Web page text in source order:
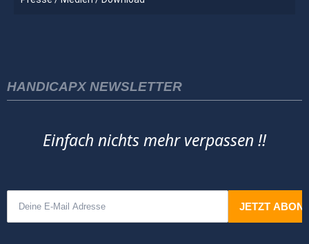
HANDICAPX NEWSLETTER
Einfach nichts mehr verpassen !!